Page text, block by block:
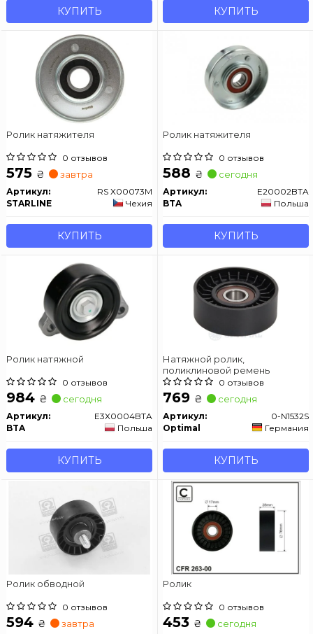
КУПИТЬ КУПИТЬ
Ролик натяжителя
0 отзывов
575 ₴ завтра
Артикул:
RS X00073M
STARLINE
Чехия
КУПИТЬ
Ролик натяжителя
0 отзывов
588 ₴ сегодня
Артикул:
E20002BTA
BTA
Польша
КУПИТЬ
Ролик натяжной
0 отзывов
984 ₴ сегодня
Артикул:
E3X0004BTA
BTA
Польша
КУПИТЬ
Натяжной ролик,
поликлиновой ремень
0 отзывов
769 ₴ сегодня
Артикул:
0-N1532S
Optimal
Германия
КУПИТЬ
Ролик обводной
0 отзывов
594 ₴ завтра
Ролик
0 отзывов
453 ₴ сегодня